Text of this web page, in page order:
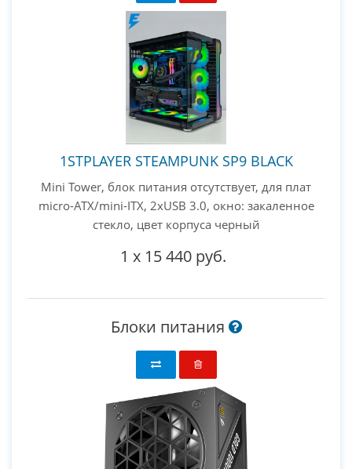
1STPLAYER STEAMPUNK SP9 BLACK
Mini Tower, блок питания отсутствует, для плат
micro-ATX/mini-ITX, 2xUSB 3.0, окно: закаленное
стекло, цвет корпуса черный
1 x 15 440 руб.
Блоки питания